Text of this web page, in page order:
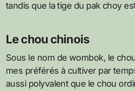
tandis que la tige du pak choy
Le chou chinois
Sous le nom de wombok, le
mes préférés à cultiver par
aussi polyvalent que le chou